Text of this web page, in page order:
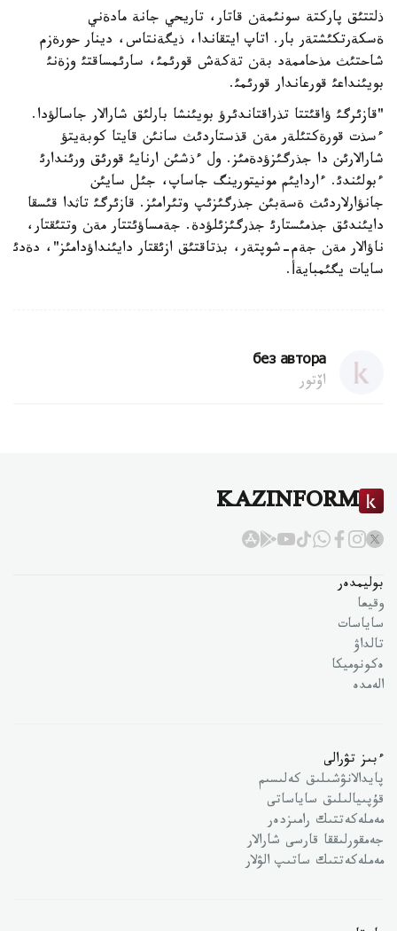
ذلتتئق پاركتة سونئمةن قاتار، تاريحي جانة مادةني
ةسكةرتكئشتةر بار. اتاپ ايتقاندا، ذيگةنتاس، دينار حورةزم
شاحتئث مذحاممةد بةن تةكةش قورئمئ، سارئمساقتئ وزةنئ
بويئنداعئ قورعاندار قورئمئ.
"قازئرگئ ؤاقئتتا تذراقتاندئرؤ بويئنشا بارلئق شارالار جاسالؤدا.
ءسذت قورةكتئلةر مةن قذستاردئث سانئن قايتا كوبةيتؤ
شارالارئن دا جذرگئزؤدةمئز. ول ءذشئن ارنايئ قورئق ورئندارئ
ءبولئندئ. ءاردايئم مونيتورينگ جاساپ، جئل سايئن
جانؤارلاردئث ةسةبئن جذرگئزئپ وتئرامئز. قازئرگئ تاثدا قئسقا
دايئندئق جذمئستارئ جذرگئزئلؤدة. جةمساؤئتتار مةن وتتئقتار،
ناؤالار مةن جةم-شوپتةر، بذتاقتئق ازئقتار دايئنداؤدامئز"، دةدئ
سايات يگئمبايةأ.
без автора
اۆتور
KAZINFORM
بوليمدەر
وقيعا
ساياسات
تالداۋ
ەكونوميكا
الەمدە
ءبىز تۋرالى
پايدالانۋشىلىق كەلىسىم
قۇپىيالىلىق ساياساتى
مەملەكەتتىك رامىزدەر
جەمقورلىققا قارسى شارالار
مەملەكەتتىك ساتىپ الۋلار